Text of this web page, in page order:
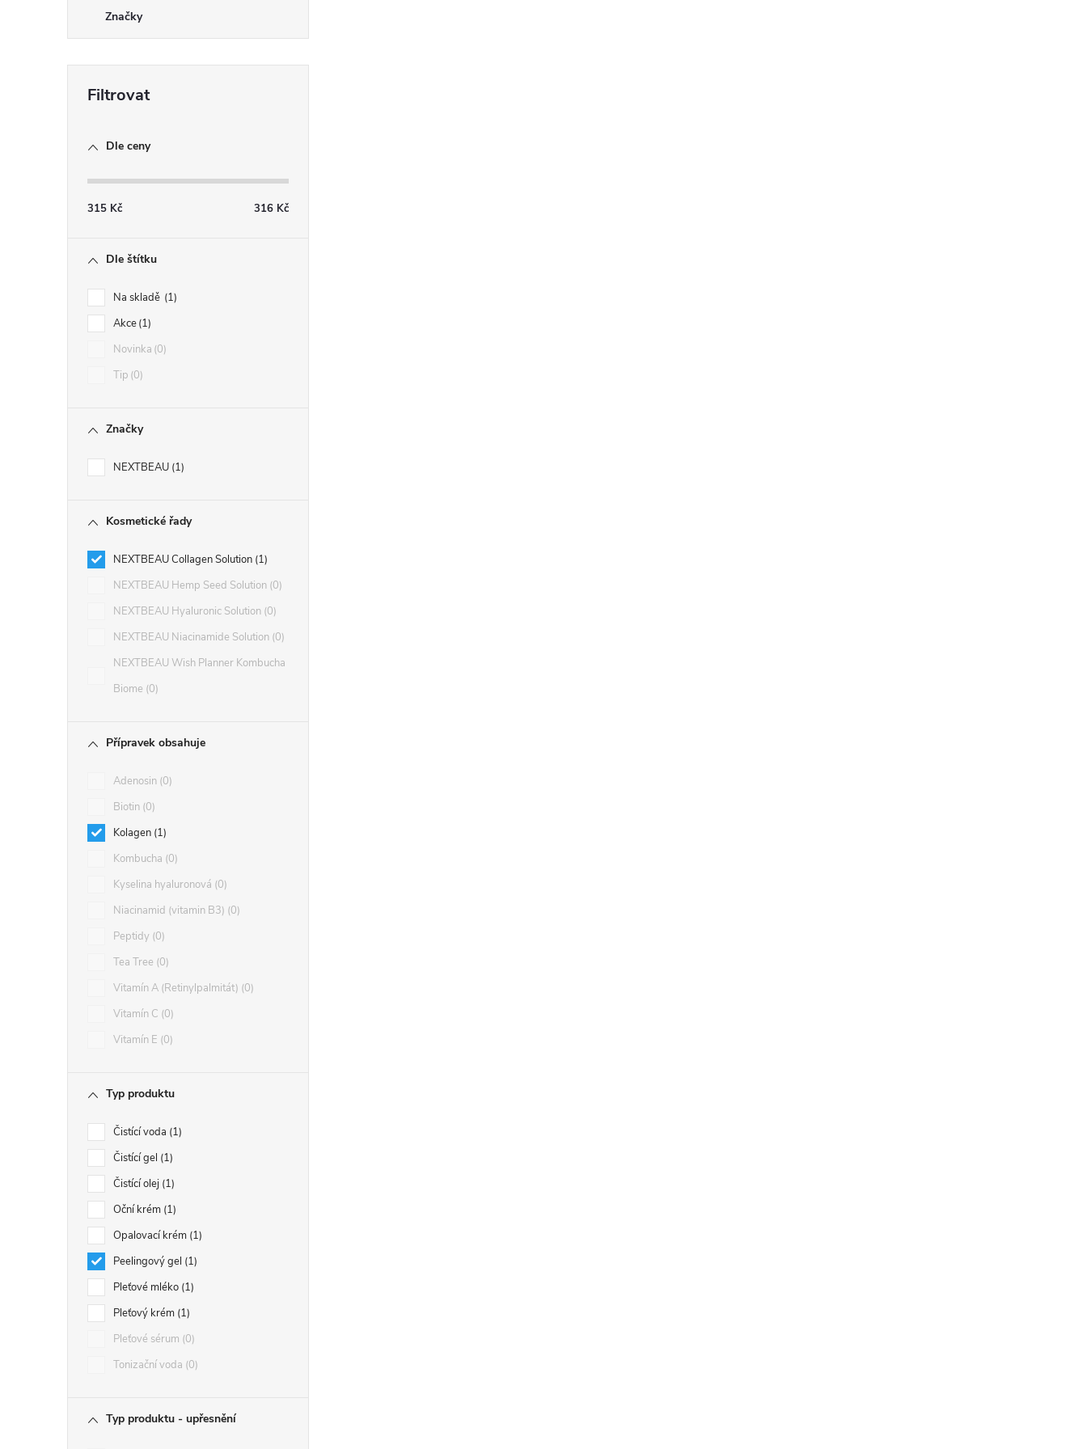
Značky
Dle ceny
315 Kč 316 Kč
Dle štítku
Na skladě 1
Akce 1
Novinka 0
Tip 0
Značky
NEXTBEAU 1
Kosmetické řady
NEXTBEAU Collagen Solution 1
NEXTBEAU Hemp Seed Solution 0
NEXTBEAU Hyaluronic Solution 0
NEXTBEAU Niacinamide Solution 0
NEXTBEAU Wish Planner Kombucha
Biome 0
Přípravek obsahuje
Adenosin 0
Biotin 0
Kolagen 1
Kombucha 0
Kyselina hyaluronová 0
Niacinamid (vitamin B3) 0
Peptidy 0
Tea Tree 0
Vitamín A (Retinylpalmitát) 0
Vitamín C 0
Vitamín E 0
Typ produktu
Čistící voda 1
Čistící gel 1
Čistící olej 1
Oční krém 1
Opalovací krém 1
Peelingový gel 1
Pleťové mléko 1
Pleťový krém 1
Pleťové sérum 0
Tonizační voda 0
Typ produktu - upřesnění